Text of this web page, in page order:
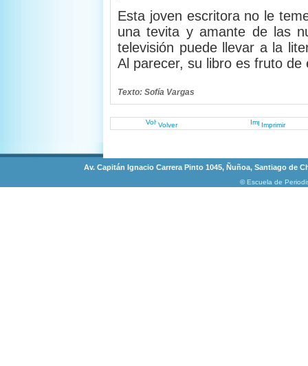
Esta joven escritora no le
una tevita y amante de las
televisión puede llevar a la
Al parecer, su libro es fruto de
Texto: Sofía Vargas
Volver Imprimir
Av. Capitán Ignacio Carrera Pinto 1045, Ñuñoa, Santiago de
©Escuela de